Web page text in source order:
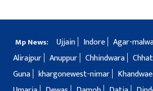
Mp News: Ujjain Indore Agar-
Alirajpur Anuppur Chhindwara
Guna khargonewest-nimar